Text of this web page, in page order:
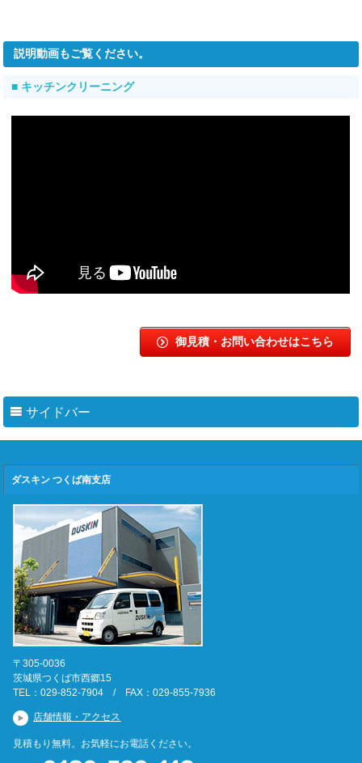
説明動画もご覧ください。
■ キッチンクリーニング
御見積・お問い合わせはこちら
サイドバー
ダスキン つくば南支店
〒305-0036
茨城県つくば市西郷15
TEL：029-852-7904 / FAX：029-855-7936
店舗情報・アクセス
見積もり無料。お気軽にお電話ください。